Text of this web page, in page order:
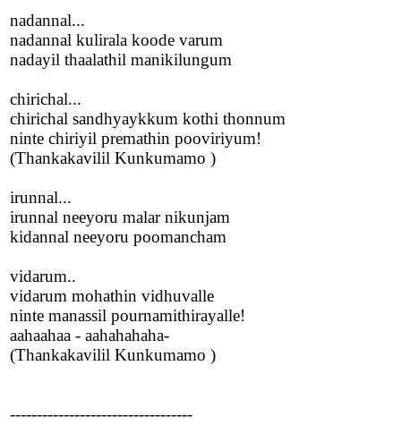
nadannal...
nadannal kulirala koode varum
nadayil thaalathil manikilungum
chirichal...
chirichal sandhyaykkum kothi thonnum
ninte chiriyil premathin pooviriyum!
(Thankakavilil Kunkumamo )
irunnal...
irunnal neeyoru malar nikunjam
kidannal neeyoru poomancham
vidarum..
vidarum mohathin vidhuvalle
ninte manassil pournamithirayalle!
aahaahaa - aahahahaha-
(Thankakavilil Kunkumamo )
----------------------------------